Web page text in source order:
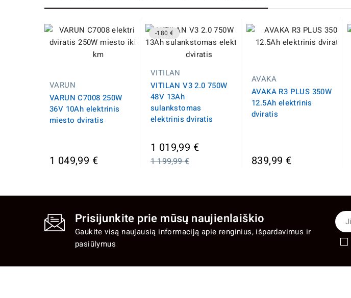
VARUN
VARUN C7008 250W
36V 10Ah elektrinis
miesto dviratis
1 049,99 €
-180 €
VITILAN
VITILAN V3 2.0 750W
48V 13Ah
sulankstomas
elektrinis dviratis
1 019,99 €Įprasta
1 199,99 €
AVAKA
AVAKA R3 PLUS 350W
12.5Ah elektrinis
dviratis
839,99 €
Prisijunkite prie mūsų naujienlaiškio
Gaukite visą naujausią informaciją apie renginius, išpardavimus ir
pasiūlymus